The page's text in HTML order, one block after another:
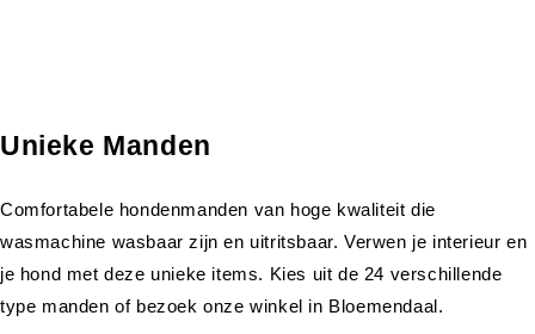
Unieke Manden
Comfortabele hondenmanden van hoge kwaliteit die
wasmachine wasbaar zijn en uitritsbaar. Verwen je interieur en
je hond met deze unieke items. Kies uit de 24 verschillende
type manden of bezoek onze winkel in Bloemendaal.